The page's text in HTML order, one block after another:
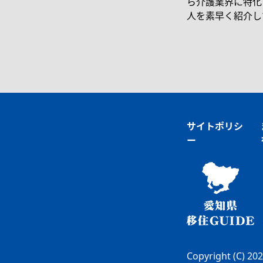
人を素早く紹介
サイトポリシ
ー
Copyright (C)